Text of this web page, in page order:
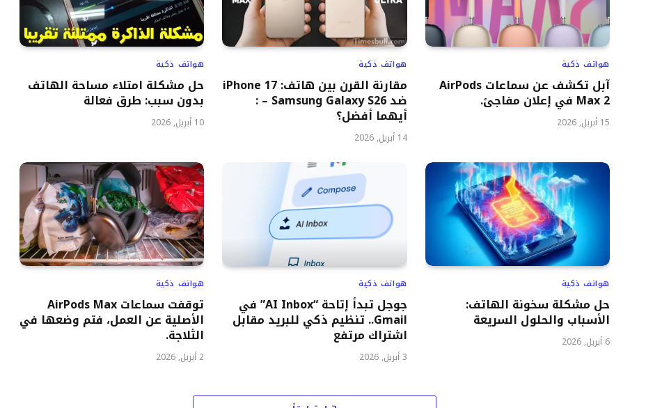
هواتف ذكية
آبل تكشف عن سماعات AirPods
Max 2 في إعلان مفاجئ.
15 أبريل, 2026
هواتف ذكية
مقارنة القرن بين هاتف: iPhone 17
ضد Samsung Galaxy S26 – :
أيهما أفضل؟
14 أبريل, 2026
هواتف ذكية
حل مشكلة امتلاء مساحة الهاتف
بدون سبب: طرق فعالة
10 أبريل, 2026
هواتف ذكية
حل مشكلة سخونة الهاتف:
الأسباب والحلول السريعة
6 أبريل, 2026
هواتف ذكية
جوجل تبدأ إتاحة “AI Inbox” في
Gmail.. تنظيم ذكي للبريد مقابل
اشتراك مرتفع
3 أبريل, 2026
هواتف ذكية
توقفت سماعات AirPods Max
الأصلية عن العمل، فتم وضعها في
الثلاجة.
2 أبريل, 2026